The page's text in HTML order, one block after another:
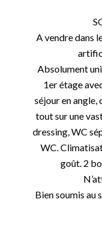
A vendre dans
Absolument
1er étage
séjour en angle,
tout sur une
dressing, WC
WC.
goût. 2
Bien soumis au